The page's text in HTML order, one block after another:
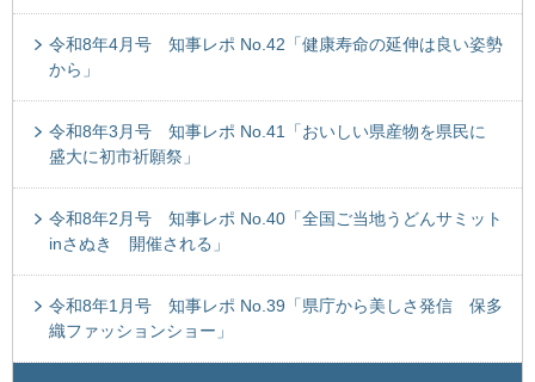
令和8年4月号 知事レポ No.42「健康寿命の延伸は良い姿勢
から」
令和8年3月号 知事レポ No.41「おいしい県産物を県民に
盛大に初市祈願祭」
令和8年2月号 知事レポ No.40「全国ご当地うどんサミット
inさぬき 開催される」
令和8年1月号 知事レポ No.39「県庁から美しさ発信 保多
織ファッションショー」